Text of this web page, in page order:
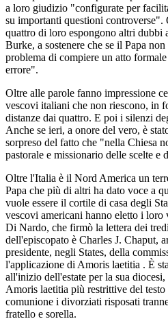
a loro giudizio "configurate per
su importanti questioni controverse".
quattro di loro espongono altri dubbi
Burke, a sostenere che se il Papa
problema di compiere un atto
errore".
Oltre alle parole fanno impressione
vescovi italiani che non riescono, in
distanze dai quattro. E poi i silenzi
Anche se ieri, a onore del vero, è
sorpreso del fatto che "nella Chiesa
pastorale e missionario delle scelte e
Oltre l'Italia è il Nord America un
Papa che più di altri ha dato voce a
vuole essere il cortile di casa degli
vescovi americani hanno eletto i
Di Nardo, che firmò la lettera dei
dell'episcopato è Charles J. Chaput,
presidente, negli States, della
l'applicazione di Amoris laetitia . È
all'inizio dell'estate per la sua diocesi,
Amoris laetitia più restrittive del testo
comunione i divorziati risposati
fratello e sorella.